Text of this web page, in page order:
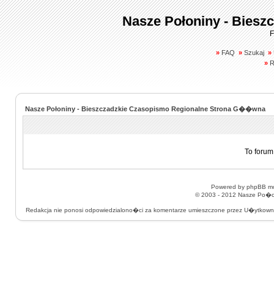
Nasze Połoniny -
» FAQ » Szukaj »
»
Nasze Połoniny - Bieszczadzkie Czasopismo Regionalne Strona G��wna
To
Powered by phpBB
© 2003 - 2012 Nasze
Redakcja nie ponosi odpowiedzialono�ci za komentarze umieszczone przez